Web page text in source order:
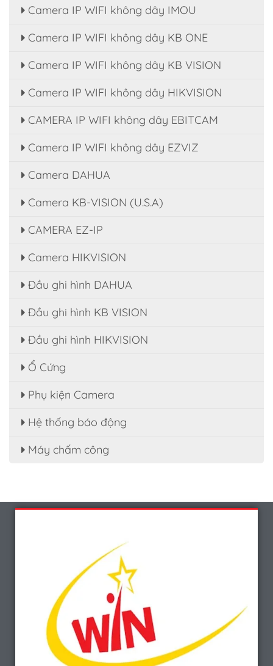
Camera IP WIFI không dây IMOU
Camera IP WIFI không dây KB ONE
Camera IP WIFI không dây KB VISION
Camera IP WIFI không dây HIKVISION
CAMERA IP WIFI không dây EBITCAM
Camera IP WIFI không dây EZVIZ
Camera DAHUA
Camera KB-VISION (U.S.A)
CAMERA EZ-IP
Camera HIKVISION
Đầu ghi hình DAHUA
Đầu ghi hình KB VISION
Đầu ghi hình HIKVISION
Ổ Cứng
Phụ kiện Camera
Hệ thống báo động
Máy chấm công